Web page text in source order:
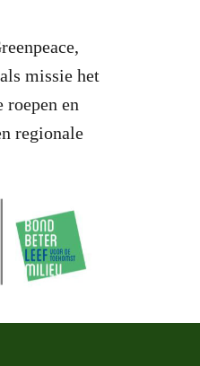
missie het
en
regionale